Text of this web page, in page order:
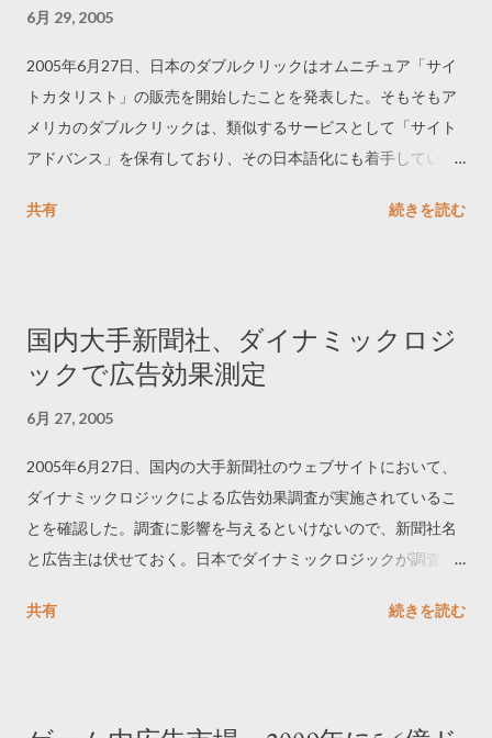
6月 29, 2005
2005年6月27日、日本のダブルクリックはオムニチュア「サイ
トカタリスト」の販売を開始したことを発表した。そもそもア
メリカのダブルクリックは、類似するサービスとして「サイト
アドバンス」を保有しており、その日本語化にも着手してい
断して、顧客をサイトカタリストに引き継いでいた。
共有 続きを読む
国内大手新聞社、ダイナミックロジ
ックで広告効果測定
6月 27, 2005
2005年6月27日、国内の大手新聞社のウェブサイトにおいて、
ダイナミックロジックによる広告効果調査が実施されているこ
とを確認した。調査に影響を与えるといけないので、新聞社名
と広告主は伏せておく。日本でダイナミックロジックが調査を
かった。調査票ページへの誘導は、ポップアップでなく、ペー
共有 続きを読む